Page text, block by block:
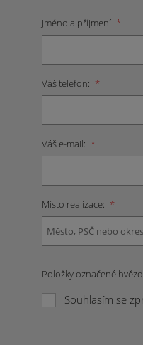
Jméno a příjmení *
Váš telefon: *
Váš e-mail: *
Místo realizace: *
Položky označené
Souhlasím se